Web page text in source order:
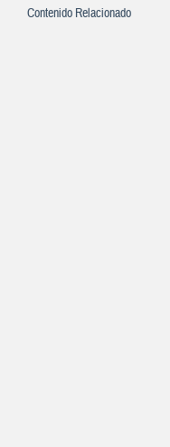
Contenido Relacionado